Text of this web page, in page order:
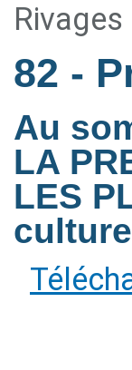
82 -
Au
LA
LES